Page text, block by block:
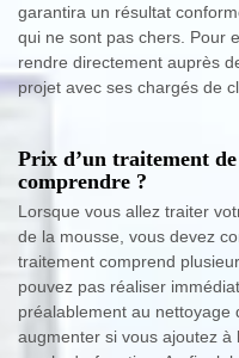
garantira un résultat
qui ne sont pas chers. Pour
rendre directement auprès
projet avec ses chargés de
Prix d’un traitement
comprendre ?
Lorsque vous allez traiter
de la mousse, vous devez
traitement comprend
pouvez pas réaliser
préalablement au nettoyage
augmenter si vous ajoutez